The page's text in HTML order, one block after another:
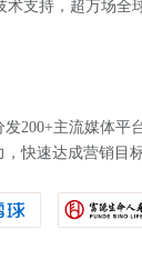
术支持，超万场全
200+主流媒体平
，快速达成营销目